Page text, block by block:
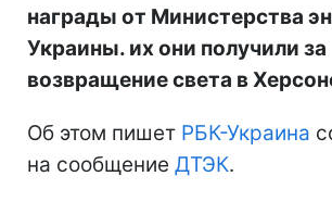
награды от Министерства
Украины. их они получили за
возвращение света в
Об этом пишет РБК-Украина
на сообщение ДТЭК.